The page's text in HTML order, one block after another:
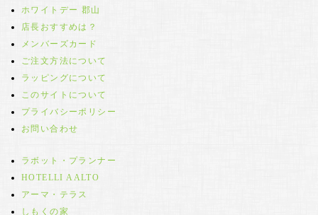
ホワイトデー 郡山
店長おすすめは？
メンバーズカード
ご注文方法について
ラッピングについて
このサイトについて
プライバシーポリシー
お問い合わせ
ラボット・プランナー
HOTELLI AALTO
アーマ・テラス
しもくの家